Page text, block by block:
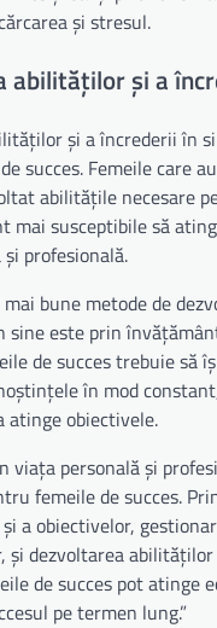
și stresul.
abilităților și a
și a încrederii în
succes. Femeile care
abilitățile necesare
mai susceptibile să
profesională.
bune metode de
sine este prin
de succes trebuie să
în mod
atinge obiectivele.
viața personală și
femeile de succes.
a obiectivelor,
și dezvoltarea
de succes pot atinge
pe termen lung.”